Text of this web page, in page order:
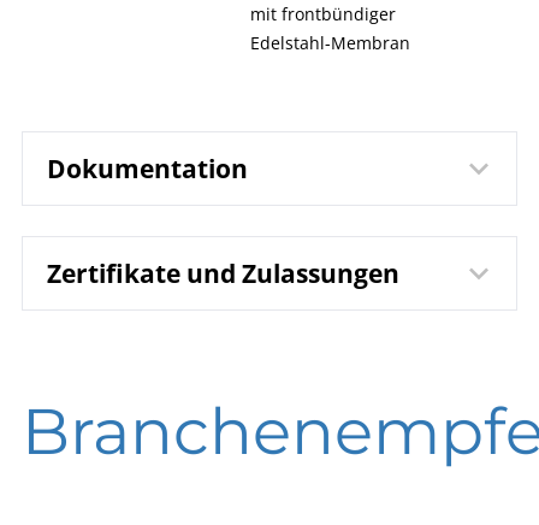
mit frontbündiger
Edelstahl-Membran
Dokumentation
Datenblatt
9830.3
Druckmessumformer
Betriebsanleitung
Druckmessumformer
Typen PTM | CTM | DTM
Zertifikate und Zulassungen
DIN EN ISO 9001 | Zertifikat | Standort Wesel